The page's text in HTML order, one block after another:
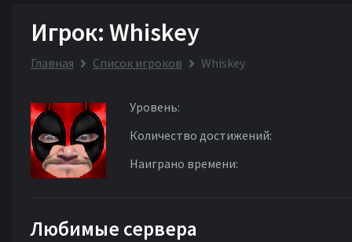
Игрок: Whiskey
Главная Список игроков Whiskey
Уровень:
Количество достижений:
Наиграно времени:
Любимые сервера